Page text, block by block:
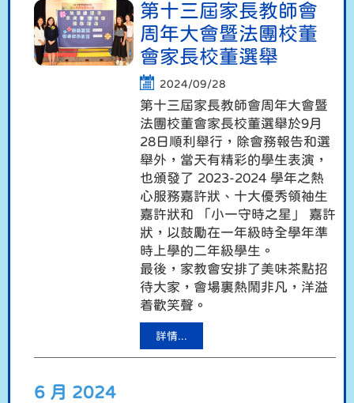
第十三屆家長教師會
周年大會暨法團校董
會家長校董選舉
2024/09/28
第十三屆家長教師會周年大會暨
法團校董會家長校董選舉於9月
28日順利舉行，除會務報告和選
舉外，當天有精彩的學生表演，
也頒發了 2023-2024 學年之熱
心服務嘉許狀、十大優秀領袖生
嘉許狀和 「小一守時之星」 嘉許
狀，以鼓勵在一年級時全學年準
時上學的二年級學生。
最後，家教會安排了美味茶點招
待大家，會場裏熱鬧非凡，洋溢
着歡笑聲。
詳情...
6 月 2024